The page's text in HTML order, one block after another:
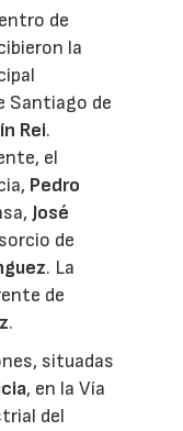
de
la
Santiago de
Rei.
el
Pedro
José
de
. La
de
.
situadas
, en la Vía
del